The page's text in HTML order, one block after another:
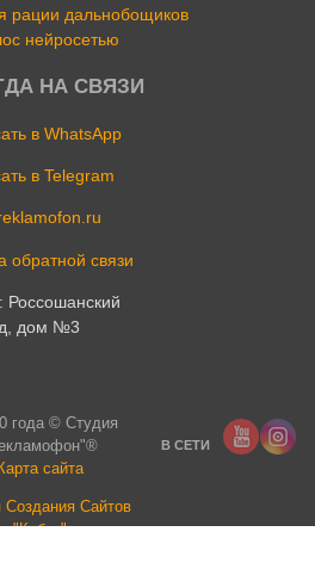
рации дальнобощиков
нейросетью
НА СВЯЗИ
в WhatsApp
в Telegram
обратной связи
Россошанский
дом №3
года © Студия
Карта сайта
Создания Сайтов
"Кубик"
В СЕТИ